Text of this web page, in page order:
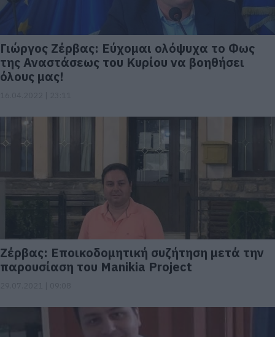
Γιώργος Ζέρβας: Εύχομαι ολόψυχα το Φως
της Αναστάσεως του Κυρίου να βοηθήσει
όλους μας!
Ζέρβας: Εποικοδομητική συζήτηση μετά την
παρουσίαση του Manikia Project